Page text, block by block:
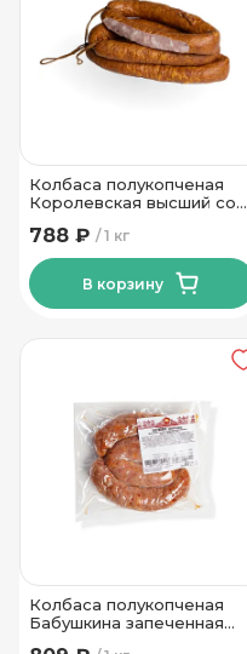
Колбаса полукопченая
Королевская высший сорт
1 кг
788 ₽
В корзину
Колбаса полукопченая
Бабушкина запеченная